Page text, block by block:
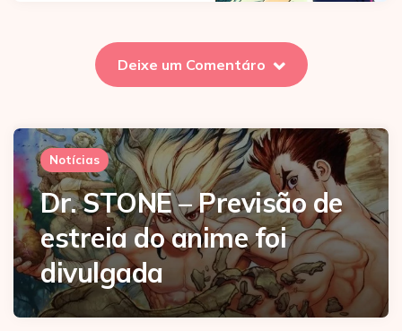
Deixe um Comentáro
Notícias
Dr. STONE – Previsão de
estreia do anime foi
divulgada